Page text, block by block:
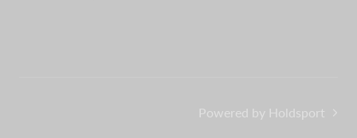
Powered by Holdsport